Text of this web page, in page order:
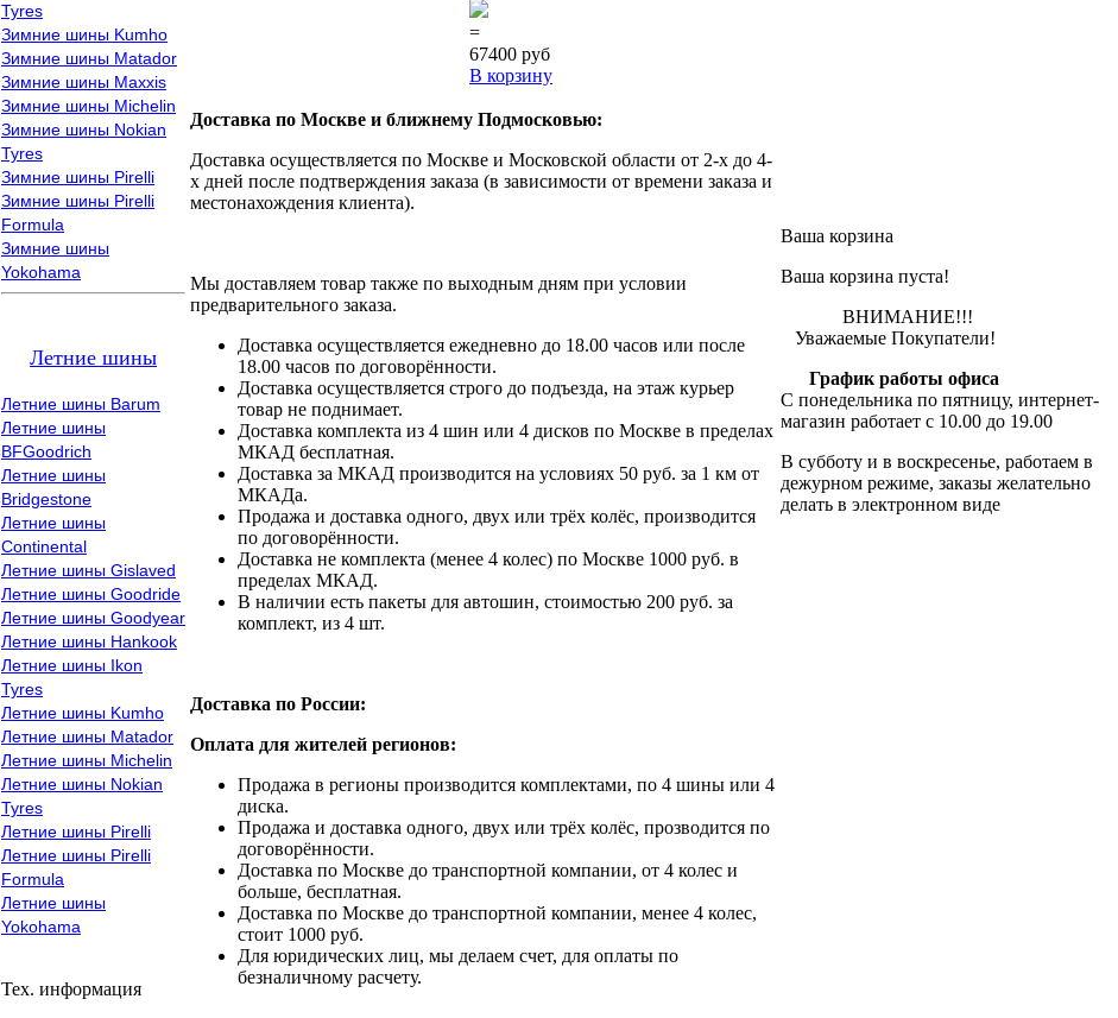
Tyres
Зимние шины Kumho
Зимние шины Matador
Зимние шины Maxxis
Зимние шины Michelin
Зимние шины Nokian
Tyres
Зимние шины Pirelli
Зимние шины Pirelli
Formula
Зимние шины
Yokohama
Летние шины
Летние шины Barum
Летние шины
BFGoodrich
Летние шины
Bridgestone
Летние шины
Continental
Летние шины Gislaved
Летние шины Goodride
Летние шины Goodyear
Летние шины Hankook
Летние шины Ikon
Tyres
Летние шины Kumho
Летние шины Matador
Летние шины Michelin
Летние шины Nokian
Tyres
Летние шины Pirelli
Летние шины Pirelli
Formula
Летние шины
Yokohama
Тех. информация
=
67400 руб
В корзину
Доставка по Москве и ближнему Подмосковью:
Доставка осуществляется по Москве и Московской области от 2-х до 4-
х дней после подтверждения заказа (в зависимости от времени заказа и
местонахождения клиента).
Мы доставляем товар также по выходным дням при условии
предварительного заказа.
Доставка осуществляется ежедневно до 18.00 часов или после
18.00 часов по договорённости.
Доставка осуществляется строго до подъезда, на этаж курьер
товар не поднимает.
Доставка комплекта из 4 шин или 4 дисков по Москве в пределах
МКАД бесплатная.
Доставка за МКАД производится на условиях 50 руб. за 1 км от
МКАДа.
Продажа и доставка одного, двух или трёх колёс, производится
по договорённости.
Доставка не комплекта (менее 4 колес) по Москве 1000 руб. в
пределах МКАД.
В наличии есть пакеты для автошин, стоимостью 200 руб. за
комплект, из 4 шт.
Доставка по России:
Оплата для жителей регионов:
Продажа в регионы производится комплектами, по 4 шины или 4
диска.
Продажа и доставка одного, двух или трёх колёс, прозводится по
договорённости.
Доставка по Москве до транспортной компании, от 4 колес и
больше, бесплатная.
Доставка по Москве до транспортной компании, менее 4 колес,
стоит 1000 руб.
Для юридических лиц, мы делаем счет, для оплаты по
безналичному расчету.
Ваша корзина
Ваша корзина пуста!
ВНИМАНИЕ!!!
Уважаемые Покупатели!
График работы офиса
С понедельника по пятницу, интернет-
магазин работает с 10.00 до 19.00
В субботу и в воскресенье, работаем в
дежурном режиме, заказы желательно
делать в электронном виде